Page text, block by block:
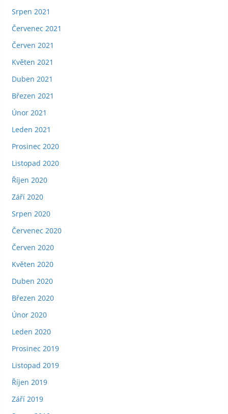
Srpen 2021
Červenec 2021
Červen 2021
Květen 2021
Duben 2021
Březen 2021
Únor 2021
Leden 2021
Prosinec 2020
Listopad 2020
Říjen 2020
Září 2020
Srpen 2020
Červenec 2020
Červen 2020
Květen 2020
Duben 2020
Březen 2020
Únor 2020
Leden 2020
Prosinec 2019
Listopad 2019
Říjen 2019
Září 2019